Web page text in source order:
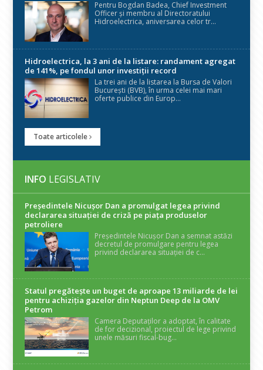
Pentru Bogdan Badea, Chief Investment
Officer și membru al Directoratului
Hidroelectrica, aniversarea celor tr...
Hidroelectrica, la 3 ani de la listare: randament agregat
de 141%, pe fondul unor investiții record
La trei ani de la listarea la Bursa de Valori
București (BVB), în urma celei mai mari
oferte publice din Europ...
Toate articolele
INFO LEGISLATIV
Președintele Nicuşor Dan a promulgat legea privind
declararea situaţiei de criză pe piaţa produselor
petroliere
Președintele Nicușor Dan a semnat astăzi
decretul de promulgare pentru legea
privind declararea situației de c...
Statul pregătește un buget de aproape 13 miliarde de lei
pentru achiziția gazelor din Neptun Deep de la OMV
Petrom
Camera Deputaților a adoptat, în calitate
de for decizional, proiectul de lege privind
unele măsuri fiscal-bug...